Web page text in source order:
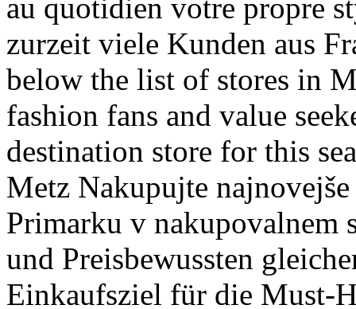
au quotidien votre propre
zurzeit viele Kunden aus
below the list of stores in
fashion fans and value
destination store for this
Metz Nakupujte
Primarku v nakupovalnem
und Preisbewussten
Einkaufsziel für die Must-